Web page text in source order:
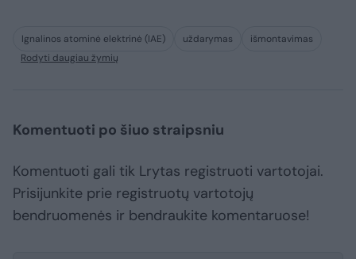
Ignalinos atominė elektrinė (IAE) uždarymas
išmontavimas
Rodyti daugiau žymių
Komentuoti po šiuo straipsniu
Komentuoti gali tik Lrytas registruoti vartotojai.
Prisijunkite prie registruotų vartotojų
bendruomenės ir bendraukite komentaruose!